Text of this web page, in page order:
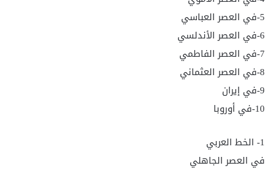
5-في العصر العباسي
6-في العصر الأندلسي
7-في العصر الفاطمي
8-في العصر العثماني
9-في إيران
10-في أوروبا
1- الخط العربي
في العصر الجاهلي